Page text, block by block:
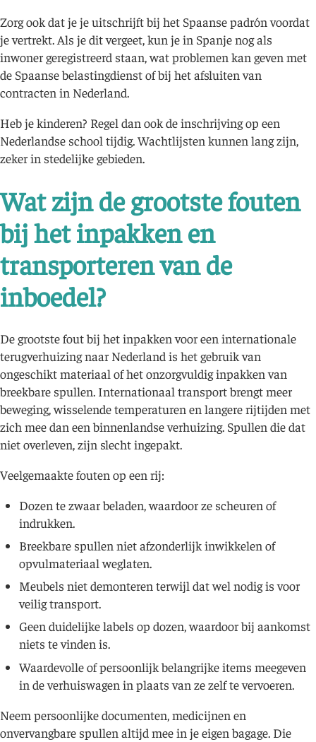
Zorg ook dat je je uitschrijft bij het Spaanse padrón voordat
je vertrekt. Als je dit vergeet, kun je in Spanje nog als
inwoner geregistreerd staan, wat problemen kan geven met
de Spaanse belastingdienst of bij het afsluiten van
contracten in Nederland.
Heb je kinderen? Regel dan ook de inschrijving op een
Nederlandse school tijdig. Wachtlijsten kunnen lang zijn,
zeker in stedelijke gebieden.
Wat zijn de grootste fouten
bij het inpakken en
transporteren van de
inboedel?
De grootste fout bij het inpakken voor een internationale
terugverhuizing naar Nederland is het gebruik van
ongeschikt materiaal of het onzorgvuldig inpakken van
breekbare spullen. Internationaal transport brengt meer
beweging, wisselende temperaturen en langere rijtijden met
zich mee dan een binnenlandse verhuizing. Spullen die dat
niet overleven, zijn slecht ingepakt.
Veelgemaakte fouten op een rij:
Dozen te zwaar beladen, waardoor ze scheuren of
indrukken.
Breekbare spullen niet afzonderlijk inwikkelen of
opvulmateriaal weglaten.
Meubels niet demonteren terwijl dat wel nodig is voor
veilig transport.
Geen duidelijke labels op dozen, waardoor bij aankomst
niets te vinden is.
Waardevolle of persoonlijk belangrijke items meegeven
in de verhuiswagen in plaats van ze zelf te vervoeren.
Neem persoonlijke documenten, medicijnen en
onvervangbare spullen altijd mee in je eigen bagage. Die